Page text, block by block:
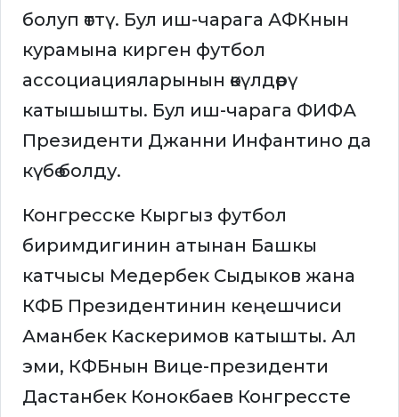
болуп өттү. Бул иш-чарага АФКнын
курамына кирген футбол
ассоциацияларынын өкүлдөрү
катышышты. Бул иш-чарага ФИФА
Президенти Джанни Инфантино да
күбө болду.
Конгресске Кыргыз футбол
биримдигинин атынан Башкы
катчысы Медербек Сыдыков жана
КФБ Президентинин кеңешчиси
Аманбек Каскеримов катышты. Ал
эми, КФБнын Вице-президенти
Дастанбек Конокбаев Конгрессте